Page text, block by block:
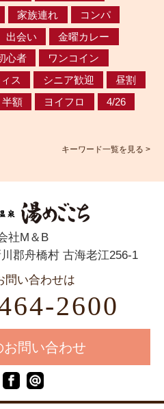
家族連れ
コンパ
出会い
金曜カレー
心者
ワンコイン
ス シニア歓迎
昼割
半額 ヨイフロ
4/26
キーワード一覧を見る >
社M＆B
郡舟橋村 古海老江256-1
問い合わせは
2600
お問い合わせ